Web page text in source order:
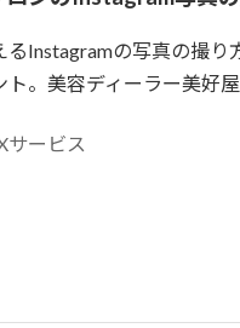
るInstagramの写真の撮り
。美容ディーラー美好屋
サービス